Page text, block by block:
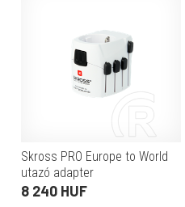
Skross PRO Europe to World
utazó adapter
(földelt+földeletlen)
8 240 HUF